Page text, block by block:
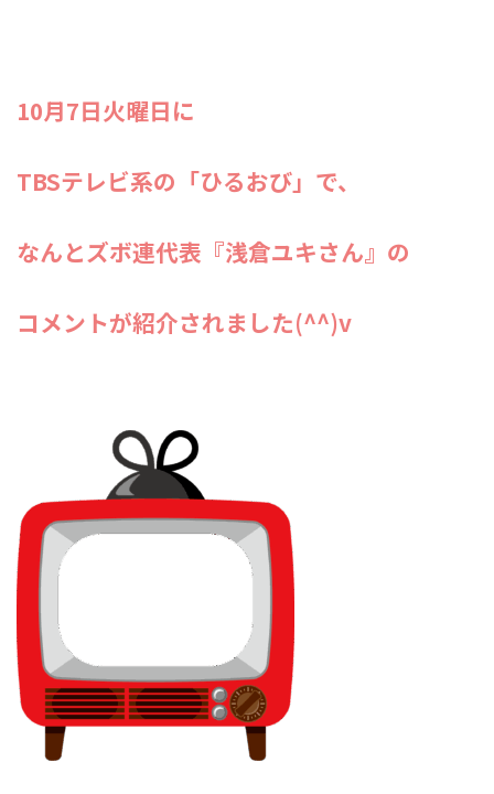
10月7日火曜日に
TBSテレビ系の「ひるおび」で、
なんとズボ連代表『浅倉ユキさん』の
コメントが紹介されました(^^)v